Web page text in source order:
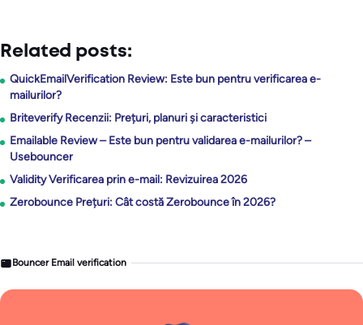
Related posts:
QuickEmailVerification Review: Este bun pentru verificarea e-
mailurilor?
Briteverify Recenzii: Prețuri, planuri și caracteristici
Emailable Review – Este bun pentru validarea e-mailurilor? –
Usebouncer
Validity Verificarea prin e-mail: Revizuirea 2026
Zerobounce Prețuri: Cât costă Zerobounce în 2026?
Bouncer Email verification